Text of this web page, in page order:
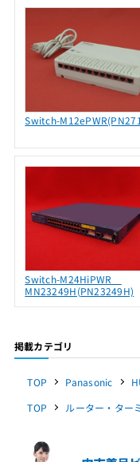
Switch-
Switch-M24HiPWR
MN23249H(PN23249H)
掲載カテゴリ
TOP Panasonic
TOP
ルーター・ター